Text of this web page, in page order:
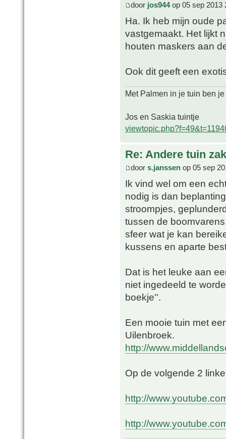
door jos944op 05 sep 2013
Ha. Ik heb mijn oude
vastgemaakt. Het lijkt
houten maskers aan
Ook dit geeft een
Met Palmen in je tuin ben
Jos en Saskia tuintje
Re: Andere tuin
door s.janssen op 05 sep
Ik vind wel om een
nodig is dan
stroompjes,
tussen de
sfeer wat je kan
kussens en aparte
Dat is het leuke aan
niet ingedeeld te
boekje''.
Een mooie tuin met
Uilenbroek.
http://
Op de volgende 2
http://
http://